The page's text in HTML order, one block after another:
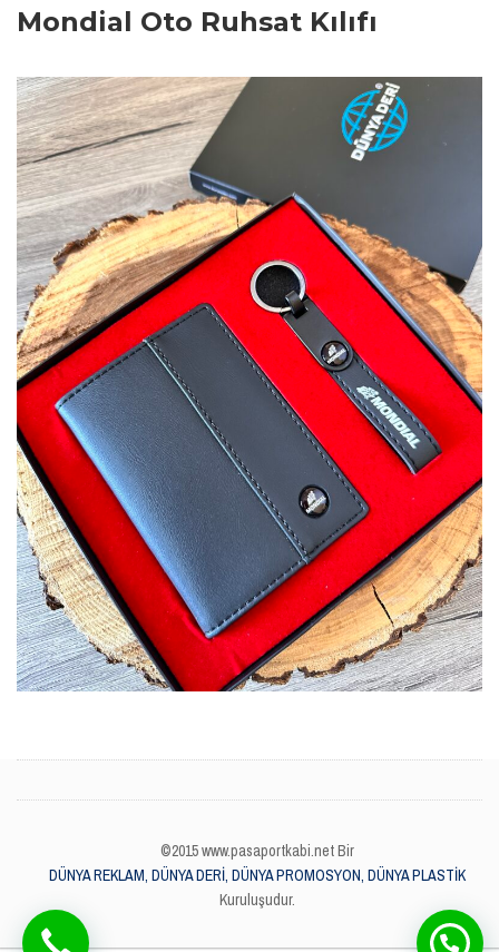
Mondial Oto Ruhsat Kılıfı
©2015 www.pasaportkabi.net Bir
DÜNYA REKLAM, DÜNYA DERİ, DÜNYA PROMOSYON, DÜNYA PLASTİK
Kuruluşudur.